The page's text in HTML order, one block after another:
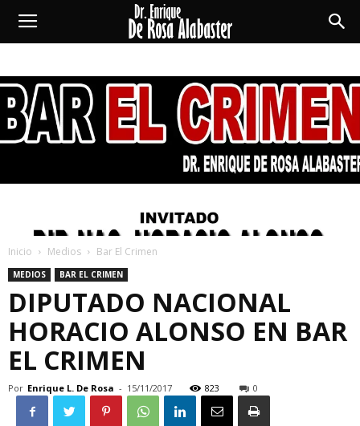
Enrique
De
Inicio Medios Bar El Crimen
MEDIOS BAR EL CRIMEN
DIPUTADO NACIONAL
HORACIO ALONSO EN BAR
EL CRIMEN
Por Enrique L. De Rosa - 15/11/2017 823 0